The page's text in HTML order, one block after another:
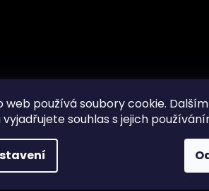
web používá soubory cookie.
vyjadřujete souhlas s jejich